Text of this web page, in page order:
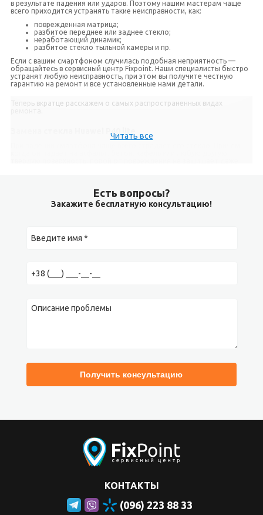
в результате падения или ударов. Поэтому нашим мастерам чаще
всего приходится устранять такие неисправности, как:
поврежденная матрица;
разбитое переднее или заднее стекло;
неработающий динамик;
разбитое стекло тыльной камеры и пр.
Если с вашим смартфоном случилась подобная неприятность —
обращайтесь в сервисный центр Fixpoint. Наши специалисты быстро
устранят любую неисправность, при этом вы получите честную
гарантию на ремонт и все установленные нами детали.
Теперь вкратце расскажем о самых распространенных видах
Замена стекла Huawei P40 lite
На Huawei P40 lite замена стекла позволяет значительно сэкономить
на ремонте. Кроме того, на нем останется качественная
целиком.
специалистами гораздо быстрее и дешевле, чем переклейка
передней панели.
Если в результате удара дисплей не загорается или загорается, но
ремонта:
установка оригинальной матрицы без рамки — можно
установить родную рамку, если она цела, или
Почему ремонт Huawei p40 lite можно доверить Fixpoint
Когда ломается смартфон, каждому пользователю важно
отремонтировать его как можно скорее. Мы это понимаем и
обслужим ваш гаджет максмально быстро, насколько это только
возможно. В этом нам помогает:
особенностей ее ремонта;
первоклассное профессиональное оборудование;
наличие на собственном складе всех необходимых
запчастей;
отсутствие выходных и перерывов в рабочем графике наших
Читать все
Есть вопросы?
Закажите бесплатную консультацию!
КОНТАКТЫ
(096) 223 88 33